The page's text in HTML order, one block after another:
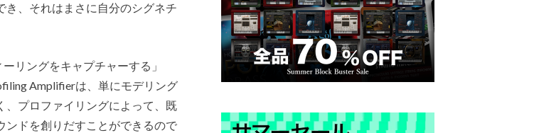
、それはまさに自分のシグネチ
リングをキャプチャーする」
Amplifierは、単にモデリング
プロファイリングによって、既
ンドを創りだすことができるので